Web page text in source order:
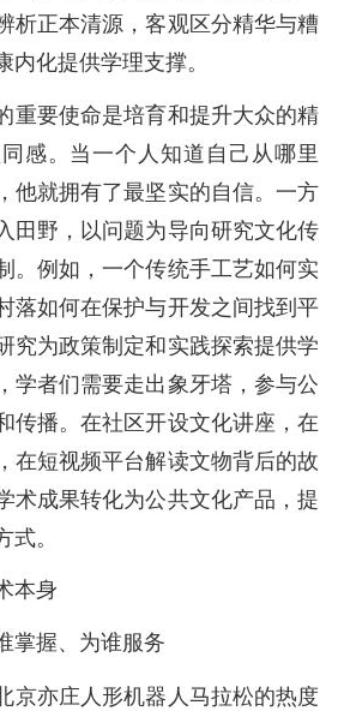
析正本清源，客观区分精华与糟
化提供学理支撑。
重要使命是培育和提升大众的精
感。当一个人知道自己从哪里
他就拥有了最坚实的自信。一方
田野，以问题为导向研究文化传
。例如，一个传统手工艺如何实
落如何在保护与开发之间找到平
究为政策制定和实践探索提供学
学者们需要走出象牙塔，参与公
传播。在社区开设文化讲座，在
在短视频平台解读文物背后的故
成果转化为公共文化产品，提
。
本身
掌握、为谁服务
京亦庄人形机器人马拉松的热度